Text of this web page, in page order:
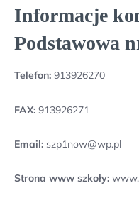
Informacje
Podstawowa
Telefon: 913926270
FAX: 913926271
Email: szp1now@wp.pl
Strona www szkoły: